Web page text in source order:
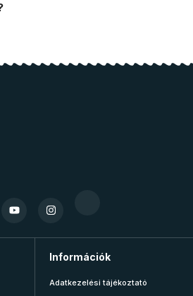
Információk
Adatkezelési tájékoztató